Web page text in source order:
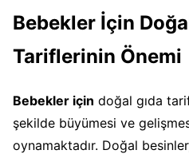
Bebekler İçin
Tariflerinin Önemi
Bebekler için doğal gıda
şekilde büyümesi ve
oynamaktadır. Doğal